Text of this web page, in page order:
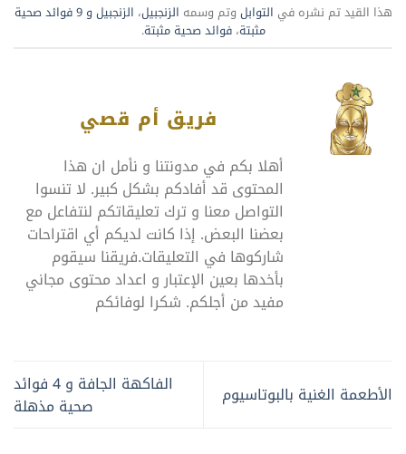
هذا القيد تم نشره في التوابل وتم وسمه الزنجبيل،
الزنجبيل و 9 فوائد صحية
مثبتة،فوائد صحية مثبتة.
فريق أم قصي
أهلا بكم في مدونتنا و نأمل ان هذا
المحتوى قد أفادكم بشكل كبير. لا تنسوا
التواصل معنا و ترك تعليقاتكم لنتفاعل مع
بعضنا البعض. إذا كانت لديكم أي اقتراحات
شاركوها في التعليقات.فريقنا سيقوم
بأخدها بعين الإعتبار و اعداد محتوى مجاني
مفيد من أجلكم. شكرا لوفائكم
الأطعمة الغنية بالبوتاسيوم
الفاكهة الجافة و 4 فوائد
صحية مذهلة